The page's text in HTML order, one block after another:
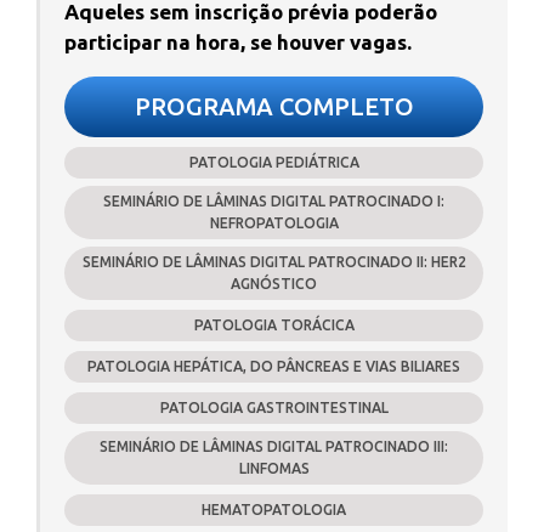
Aqueles sem inscrição prévia poderão
participar na hora, se houver vagas.
PROGRAMA COMPLETO
PATOLOGIA PEDIÁTRICA
SEMINÁRIO DE LÂMINAS DIGITAL PATROCINADO I:
NEFROPATOLOGIA
SEMINÁRIO DE LÂMINAS DIGITAL PATROCINADO II: HER2
AGNÓSTICO
PATOLOGIA TORÁCICA
PATOLOGIA HEPÁTICA, DO PÂNCREAS E VIAS BILIARES
PATOLOGIA GASTROINTESTINAL
SEMINÁRIO DE LÂMINAS DIGITAL PATROCINADO III:
LINFOMAS
HEMATOPATOLOGIA